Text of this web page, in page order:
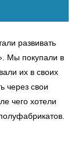
развивать
Мы покупали в
их в своих
через свои
чего хотели